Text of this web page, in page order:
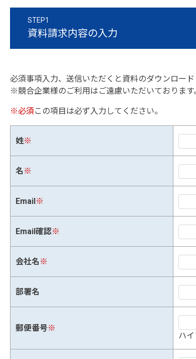
STEP1
資料請求内容の入力
必須事項入力、送信いただくと資料のダウンロー
※競合企業様のご利用はご遠慮いただいております
※必須 この項目は必ず入力してください。
姓※
名 ※
Email※
Email確認※
会社名 ※
部署名
郵便番号※
ハ